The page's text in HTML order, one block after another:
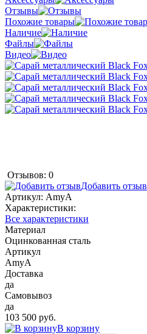
Отзывы
Похожие товары
Наличие
Файлы
Видео
Отзывов: 0
Добавить отзыв
Артикул: AmyA
Характеристики:
Все характеристики
Материал
Оцинкованная сталь
Артикул
AmyA
Доставка
да
Самовывоз
да
103 500 руб.
В корзину